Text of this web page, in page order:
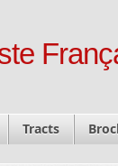
Tracts